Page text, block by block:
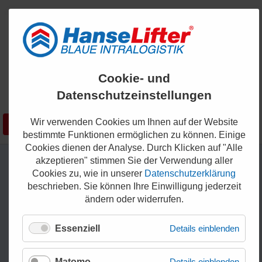
Cookie- und
Datenschutzeinstellungen
Wir verwenden Cookies um Ihnen auf der Website
bestimmte Funktionen ermöglichen zu können. Einige
Cookies dienen der Analyse. Durch Klicken auf "Alle
akzeptieren" stimmen Sie der Verwendung aller
Cookies zu, wie in unserer Datenschutzerklärung
beschrieben. Sie können Ihre Einwilligung jederzeit
ändern oder widerrufen.
Essenziell Details einblenden
ENGLISH
KONTAKT
SHOP Suchen